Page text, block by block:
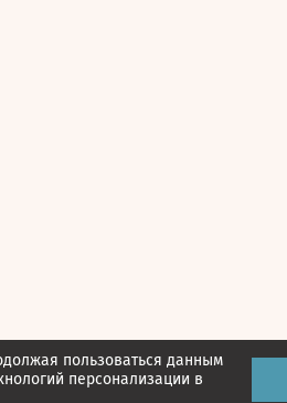
пользоваться данным
персонализации в